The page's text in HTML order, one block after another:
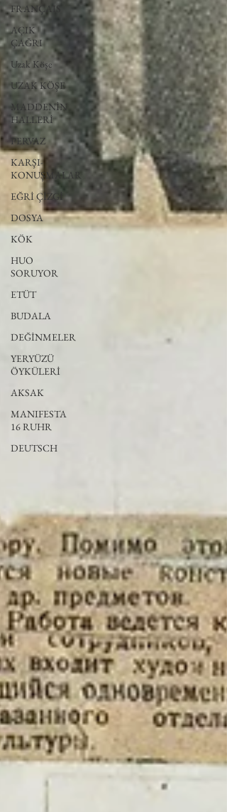
FRANÇAIS
AÇIK
ÇAĞRI
Uzak Köşe
UZAK KÖŞE
MADDENİN
HALLERİ
PERVAZ
KARŞI-
KONUŞMALAR
EĞRİ ÇİZGİ
DOSYA
KÖK
HUO
SORUYOR
ETÜT
BUDALA
DEĞİNMELER
YERYÜZÜ
ÖYKÜLERİ
AKSAK
MANIFESTA
16 RUHR
DEUTSCH